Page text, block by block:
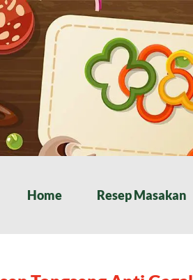
Home Resep Masakan